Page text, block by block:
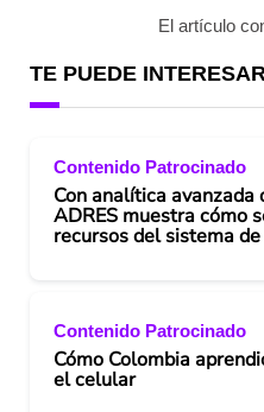
El artículo
TE PUEDE
Contenido Patrocinado
Con analítica avanzada
ADRES muestra cómo
recursos del sistema
Contenido Patrocinado
Cómo Colombia
el celular